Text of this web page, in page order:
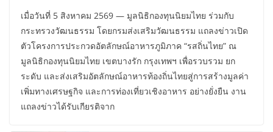
เมื่อวันที่ 5 สิงหาคม 2569 — มูลนิธิกองทุนนิยมไทย ร่วมกับ
กระทรวงวัฒนธรรม โดยกรมส่งเสริมวัฒนธรรม แถลงข่าวเปิด
ตัวโครงการประกวดอัตลักษณ์อาหารภูมิภาค “รสถิ่นไทย” ณ
มูลนิธิกองทุนนิยมไทย เขตบางรัก กรุงเทพฯ เพื่อรวบรวม ยก
ระดับ และส่งเสริมอัตลักษณ์อาหารท้องถิ่นไทยสู่การสร้างมูลค่า
เพิ่มทางเศรษฐกิจ และการท่องเที่ยวเชิงอาหาร อย่างยั่งยืน งาน
แถลงข่าวได้รับเกียรติจาก